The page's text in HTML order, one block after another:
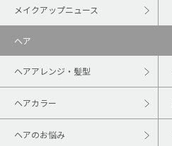
メイクアップニュース
ヘア
ヘアアレンジ・髪型
ヘアカラー
ヘアのお悩み